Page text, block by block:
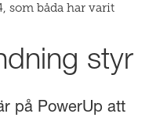
som båda har varit
styr
på PowerUp att